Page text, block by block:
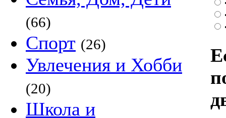
(66)
Спорт (26)
Увлечения и Хобби
(20)
Школа и